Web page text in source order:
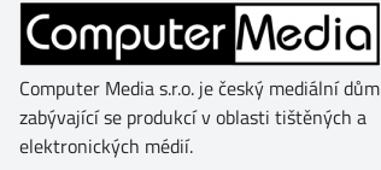
Computer Media s.r.o. je český mediální dům
zabývající se produkcí v oblasti tištěných a
elektronických médií.